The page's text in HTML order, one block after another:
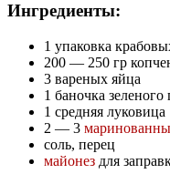
Ингредиенты:
1 упаковка
200 — 250 гр
3 вареных яйца
1 баночка зеленого
1 средняя луковица
2 — 3
соль, перец
майонез для